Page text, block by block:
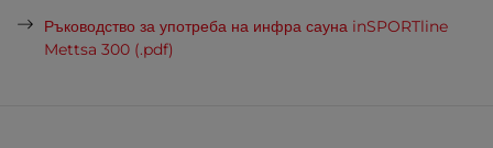
Ръководство за употреба на инфра сауна inSPORTline
Mettsa 300 (.pdf)